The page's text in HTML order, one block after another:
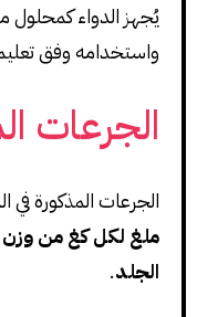
يُجهز الدواء كمحلول
واستخدامه وفق
الجرعات
الجرعات المذكورة
ملغ لكل كغ من وزن
الجلد.